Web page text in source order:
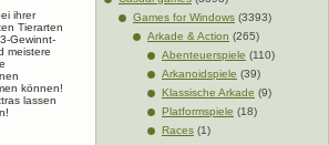
ihrer
Tierarten
Gewinnt-
meistere
können!
lassen
Games for Windows (3393)
Arkade & Action (265)
Abenteuerspiele (110)
Arkanoidspiele (39)
Klassische Arkade (9)
Platformspiele (18)
Races (1)